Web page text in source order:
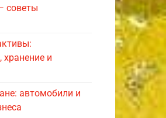
советы
хранение и
автомобили и